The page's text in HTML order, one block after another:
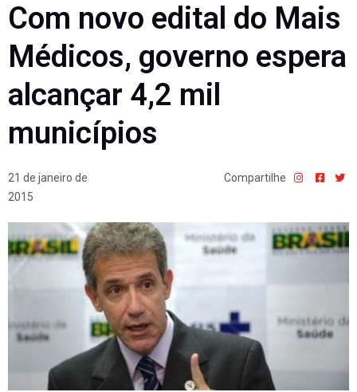
Com novo edital do Mais
Médicos, governo espera
alcançar 4,2 mil
municípios
21 de janeiro de
2015
Compartilhe